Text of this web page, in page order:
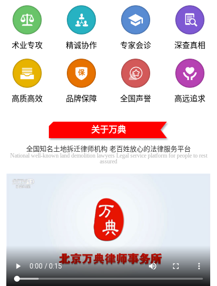
术业专攻 精诚协作 专家会诊 深查真相
高质高效 品牌保障 全国声誉 高远追求
关于万典
全国知名土地拆迁律师机构 老百姓放心的法律服务平台
National well-known land demolition lawyers Legal service platform for people to rest
assured